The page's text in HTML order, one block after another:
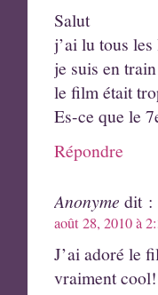
Salut
j’ai lu tous
je suis en
le film était
Es-ce que le
Répondre
Anonyme dit :
août 28, 2010 à
J’ai adoré le
vraiment